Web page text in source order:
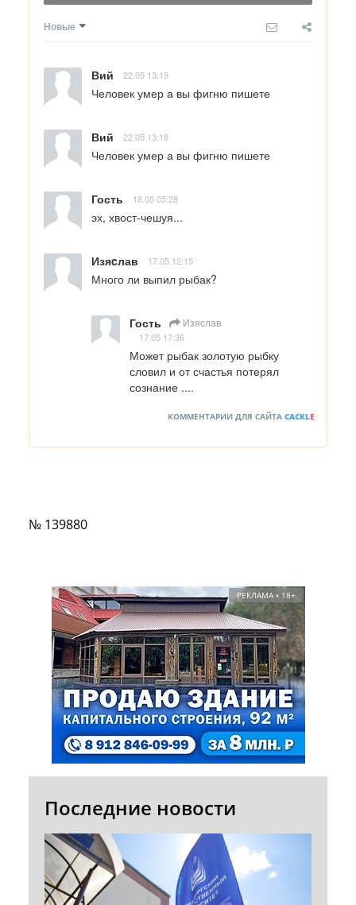
Новые
Вий 22.05 13:19
Человек умер а вы фигню пишете
Вий 22.05 13:18
Человек умер а вы фигню пишете
Гость 18.05 05:28
эх, хвост-чешуя...
Изяcлав 17.05 12:15
Много ли выпил рыбак?
Гость Изяcлав
17.05 17:36
Может рыбак золотую рыбку
словил и от счастья потерял
сознание ....
КОММЕНТАРИИ ДЛЯ САЙТА CACKLE
№ 139880
РЕКЛАМА • 18+
Последние новости